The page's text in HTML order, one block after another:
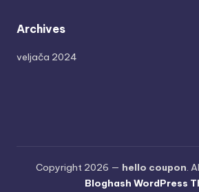
Archives
veljača 2024
Copyright 2026 — hello coupon.
Bloghash WordPress